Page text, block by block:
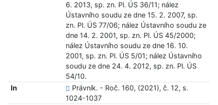
6. 2013, sp. zn. Pl. ÚS 36/11; nález
Ústavního soudu ze dne 15. 2. 2007, sp.
zn. Pl. ÚS 77/06; nález Ústavního soudu ze
dne 14. 2. 2001, sp. zn. Pl. ÚS 45/2000;
nález Ústavního soudu ze dne 16. 10.
2001, sp. zn. Pl. ÚS 5/01; nález Ústavního
soudu ze dne 24. 4. 2012, sp. zn. Pl. ÚS
54/10.
In
Právník. - Roč. 160, (2021), č. 12, s.
1024-1037